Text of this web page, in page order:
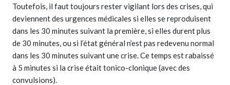
Toutefois, il faut toujours rester vigilant lors des crises, qui
deviennent des urgences médicales si elles se reproduisent
dans les 30 minutes suivant la première, si elles durent plus
de 30 minutes, ou si l’état général n’est pas redevenu normal
dans les 30 minutes suivant une crise. Ce temps est rabaissé
à 5 minutes si la crise était tonico-clonique (avec des
convulsions).